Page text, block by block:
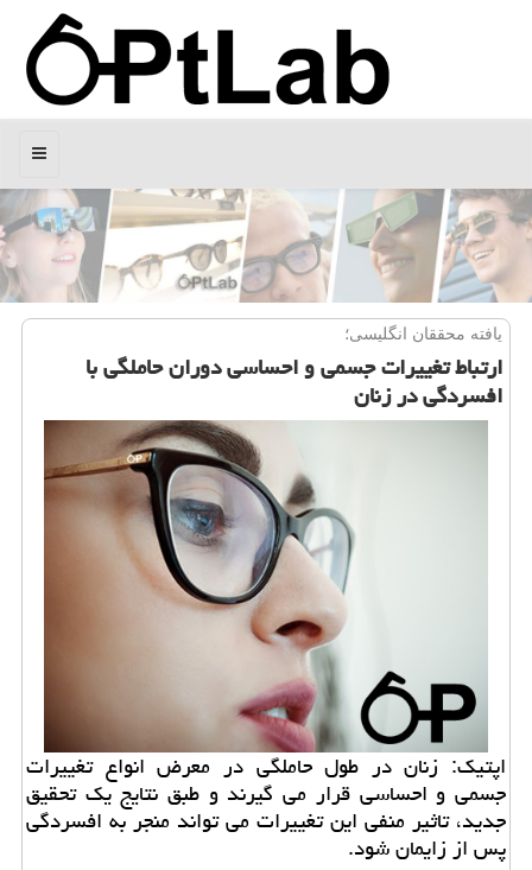
منو
یافته محققان انگلیسی؛
ارتباط تغییرات جسمی و احساسی دوران حاملگی با
افسردگی در زنان
اپتیك: زنان در طول حاملگی در معرض انواع تغییرات
جسمی و احساسی قرار می گیرند و طبق نتایج یك تحقیق
جدید، تاثیر منفی این تغییرات می تواند منجر به افسردگی
پس از زایمان شود.